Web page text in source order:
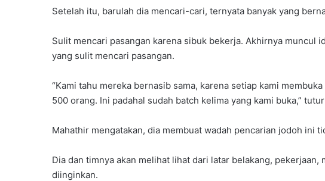
Setelah itu, barulah dia mencari-cari, ternyata banyak yang
Sulit mencari pasangan karena sibuk bekerja. Akhirnya muncul
yang sulit mencari pasangan.
“Kami tahu mereka bernasib sama, karena setiap kami
500 orang. Ini padahal sudah batch kelima yang kami buka,”
Mahathir mengatakan, dia membuat wadah pencarian jodoh ini
Dia dan timnya akan melihat lihat dari latar belakang, pekerjaan,
diinginkan.